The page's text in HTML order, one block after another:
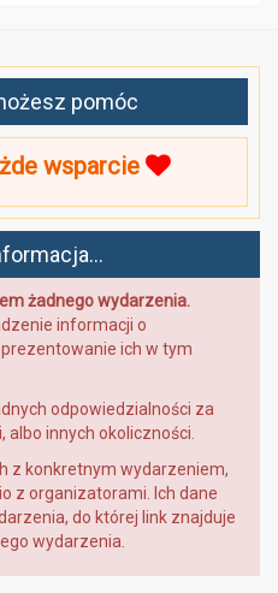
pomóc
wsparcie
żadnego wydarzenia.
informacji o
ich w tym
odpowiedzialności za
innych okoliczności.
z konkretnym wydarzeniem,
z organizatorami. Ich dane
do której link znajduje
wydarzenia.